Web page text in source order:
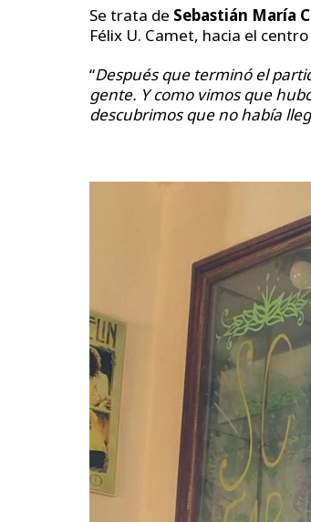
Se trata de Sebastián María
Félix U. Camet, hacia el
“Después que terminó el
gente. Y como vimos que
descubrimos que no había